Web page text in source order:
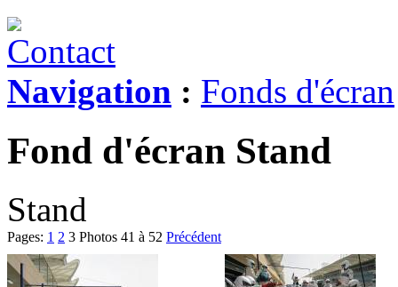
Navigation : Fonds d'écran
Fond d'écran Stand
Stand
Pages: 1 2 3 Photos 41 à 52 Précédent